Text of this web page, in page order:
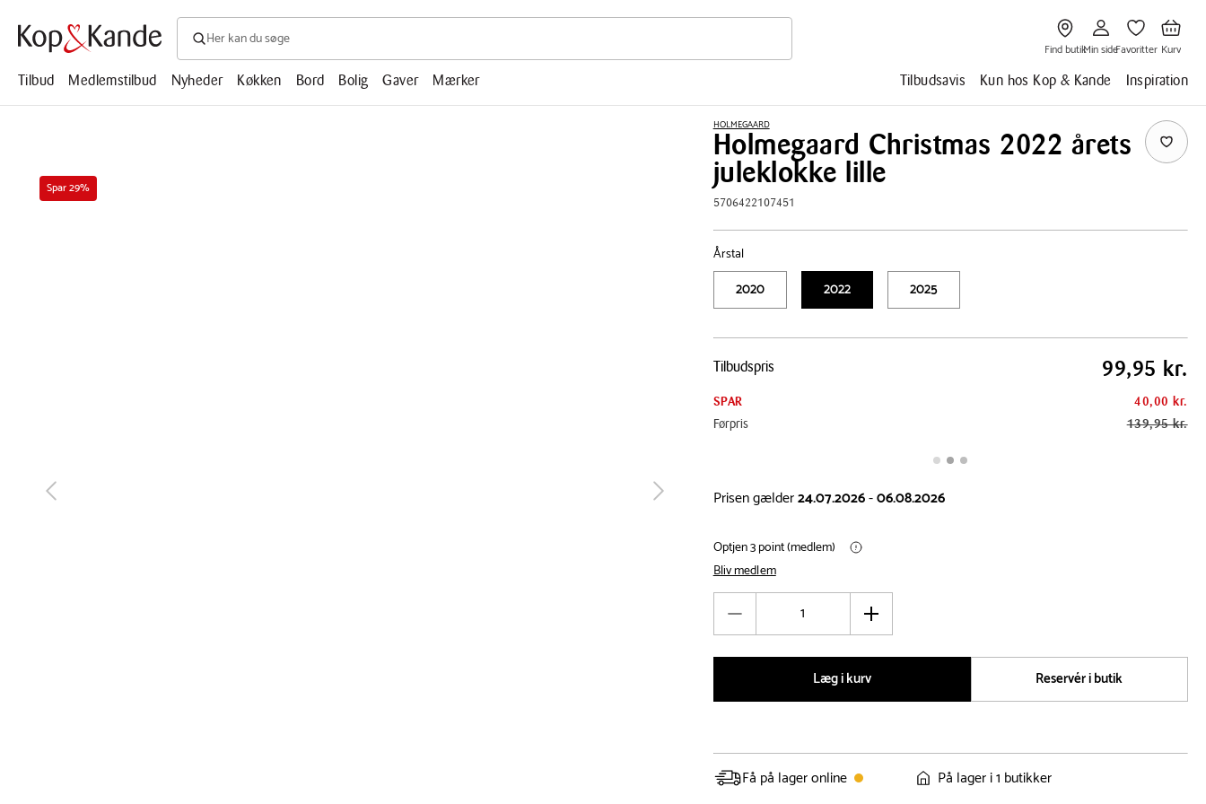
Søg efter produkter, artikler, opskrifter, mm.
Søg
efter
artikler,
Gå
til
Find
butik
Find butik
til
Min
side
Min side
til
Favoritter
Favoritter
til
Kurv
Kurv
Tilbud
Medlemstilbud Nyheder Køkken Bord Bolig Gaver Mærker Tilbudsavis Kun hos Kop & Kande Inspiration
Spar 29%
næste tilbage
HOLMEGAARD
Holmegaard Christmas 2022 årets
juleklokke lille
5706422107451
Årstal
2020 2022 2025
Pris
Tilbudspris 99,95 kr.
SPAR
40,00 kr.
Førpris
139,95 kr.
Prisen gælder24.07.2026-06.08.2026
Optjen 3 point (medlem)
Bliv medlem
Øg
Læg i kurv
Reservér i butik
Få på lager online På lager i 1 butikker